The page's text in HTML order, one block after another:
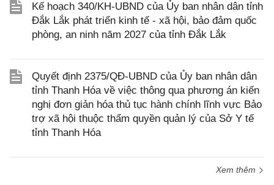
Kế hoạch 340/KH-UBND của Ủy ban nhân dân tỉnh
Đắk Lắk phát triển kinh tế - xã hội, bảo đảm quốc
phòng, an ninh năm 2027 của tỉnh Đắk Lắk
Quyết định 2375/QĐ-UBND của Ủy ban nhân dân
tỉnh Thanh Hóa về việc thông qua phương án kiến
nghị đơn giản hóa thủ tục hành chính lĩnh vực Bảo
trợ xã hội thuộc thẩm quyền quản lý của Sở Y tế
tỉnh Thanh Hóa
Xem thêm